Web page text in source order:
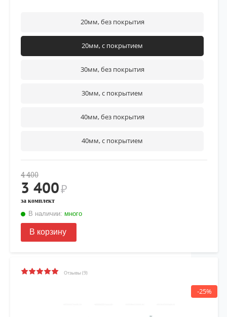
20мм, без покрытия
20мм, с покрытием
30мм, без покрытия
30мм, с покрытием
40мм, без покрытия
40мм, с покрытием
4 400
3 400₽
за комплект
В наличии: много
В корзину
Отзывы (9)
-25%